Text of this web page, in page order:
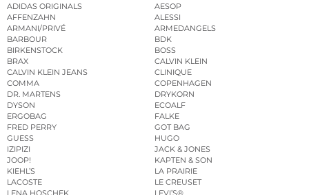
ADIDAS ORIGINALS
AESOP
AFFENZAHN
ALESSI
ARMANI/PRIVÉ
ARMEDANGELS
BARBOUR
BDK
BIRKENSTOCK
BOSS
BRAX
CALVIN KLEIN
CALVIN KLEIN JEANS
CLINIQUE
COMMA
COPENHAGEN
DR. MARTENS
DRYKORN
DYSON
ECOALF
ERGOBAG
FALKE
FRED PERRY
GOT BAG
GUESS
HUGO
IZIPIZI
JACK & JONES
JOOP!
KAPTEN & SON
KIEHL’S
LA PRAIRIE
LACOSTE
LE CREUSET
LENA HOSCHEK
LEVI’S®